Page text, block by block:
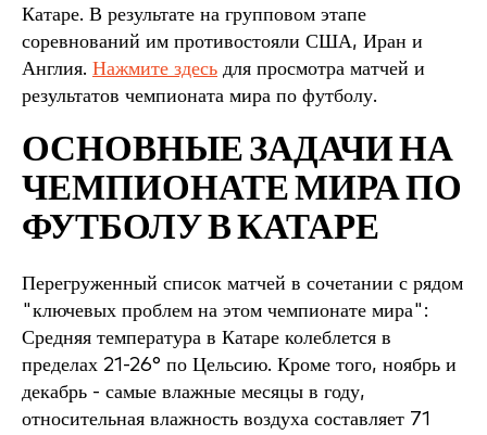
Катаре. В результате на групповом этапе
соревнований им противостояли США, Иран и
Англия. Нажмите здесь для просмотра матчей и
результатов чемпионата мира по футболу.
ОСНОВНЫЕ ЗАДАЧИ НА
ЧЕМПИОНАТЕ МИРА ПО
ФУТБОЛУ В КАТАРЕ
Перегруженный список матчей в сочетании с рядом
"ключевых проблем на этом чемпионате мира":
Средняя температура в Катаре колеблется в
пределах 21-26° по Цельсию. Кроме того, ноябрь и
декабрь - самые влажные месяцы в году,
относительная влажность воздуха составляет 71